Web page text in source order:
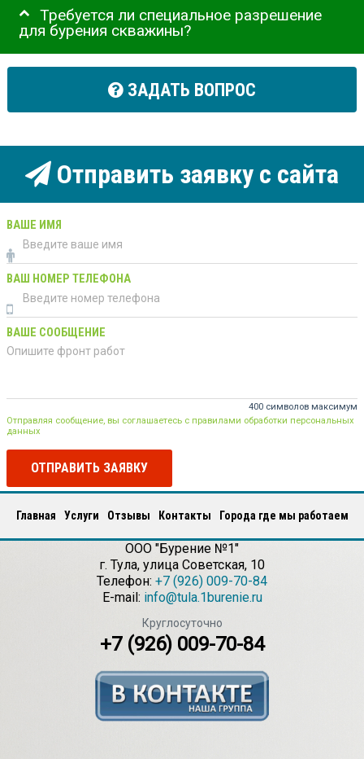
Требуется ли специальное разрешение
для бурения скважины?
ЗАДАТЬ ВОПРОС
Отправить заявку с сайта
ВАШЕ ИМЯ
ВАШ НОМЕР ТЕЛЕФОНА
ВАШЕ СООБЩЕНИЕ
400 символов максимум
Отправляя сообщение, вы соглашаетесь с правилами обработки персональных
данных
ОТПРАВИТЬ ЗАЯВКУ
Главная Услуги Отзывы Контакты Города где мы работаем
ООО "Бурение №1"
г. Тула, улица Советская, 10
Телефон: +7 (926) 009-70-84
E-mail: info@tula.1burenie.ru
Круглосуточно
+7 (926) 009-70-84